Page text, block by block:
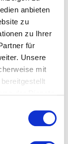
anbieten
zu
zu Ihrer
für
Unsere
mit